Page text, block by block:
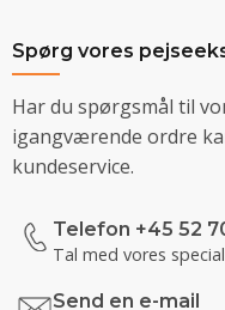
Spørg vores
Har du spørgsmål til
igangværende ordre
kundeservice.
Telefon +45 52
Tal med vores
Send en e-mail